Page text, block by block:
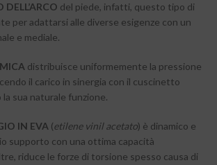
DELL’ARCO del piede, infatti, questo tipo di
per adattarsi alle diverse esigenze con un
e mediale.
distribuisce uniformemente la pressione
il carico in sinergia con il cuscinetto
sua naturale funzione.
IN EVA (etilene vinil acetato) è dinamico e
supporto con una ottima capacità
riduce le forze di torsione spesso causa di